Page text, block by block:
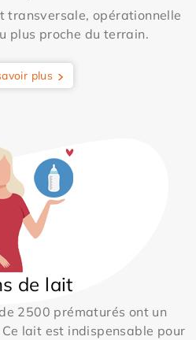
transversale, opérationnelle
plus proche du terrain.
plus
de lait
2500 prématurés ont un
lait est indispensable pour